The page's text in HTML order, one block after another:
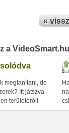
«
a
megtanítani, de
Itt játszva
területéről!